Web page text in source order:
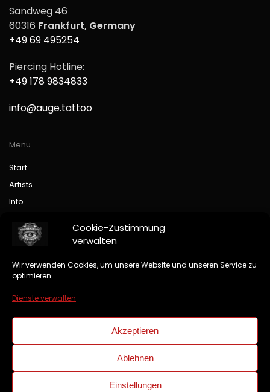
Cookie-Zustimmung
verwalten
Wir verwenden Cookies, um unsere Website und unseren Service zu
optimieren.
Dienste verwalten
Akzeptieren
Ablehnen
Einstellungen
Sandweg 46
60316 Frankfurt, Germany
+49 69 495254
Piercing Hotline:
+49 178 9834833
info@auge.tattoo
Menu
Start
Artists
Info
Impressum
Copyright
Anfahrt
−